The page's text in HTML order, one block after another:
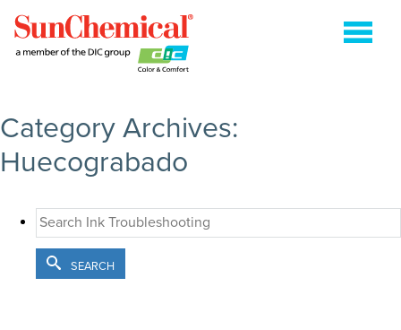
COLDSET
CURABLES DE ENERGÍA
FLEXOGRAFÍA
HUECOGRABADO
HEATSET
Category Archives:
Huecograbado
SEARCH